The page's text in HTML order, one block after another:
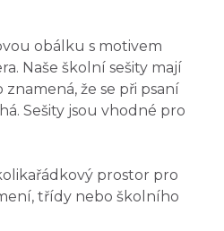
obálku s motivem
Naše školní sešity mají
znamená, že se při psaní
. Sešity jsou vhodné pro
prostor pro
třídy nebo školního